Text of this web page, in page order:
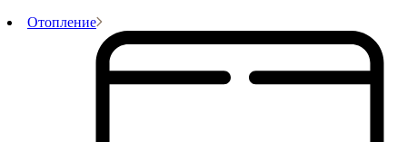
Отопление